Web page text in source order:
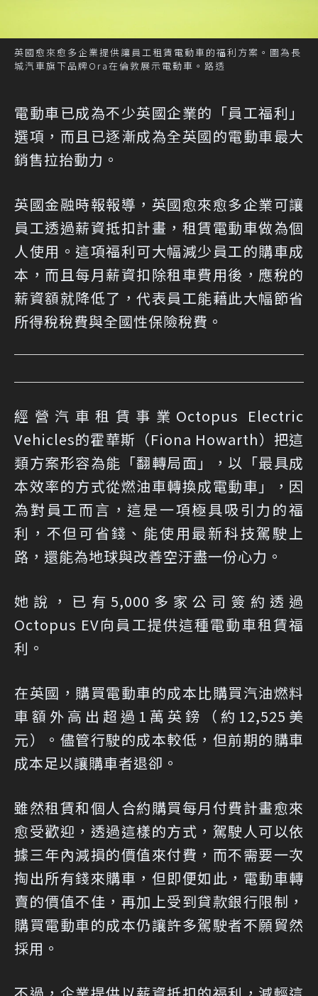
英國愈來愈多企業提供讓員工租賃電動車的福利方案。圖為長
城汽車旗下品牌Ora在倫敦展示電動車。路透
電動車已成為不少英國企業的「員工福利」
選項，而且已逐漸成為全英國的電動車最大
銷售拉抬動力。
英國金融時報報導，英國愈來愈多企業可讓
員工透過薪資抵扣計畫，租賃電動車做為個
人使用。這項福利可大幅減少員工的購車成
本，而且每月薪資扣除租車費用後，應稅的
薪資額就降低了，代表員工能藉此大幅節省
所得稅稅費與全國性保險稅費。
經營汽車租賃事業Octopus Electric
Vehicles的霍華斯（Fiona Howarth）把這
類方案形容為能「翻轉局面」，以「最具成
本效率的方式從燃油車轉換成電動車」，因
為對員工而言，這是一項極具吸引力的福
利，不但可省錢、能使用最新科技駕駛上
路，還能為地球與改善空汙盡一份心力。
她說，已有5,000多家公司簽約透過
Octopus EV向員工提供這種電動車租賃福
利。
在英國，購買電動車的成本比購買汽油燃料
車額外高出超過1萬英鎊（約12,525美
元）。儘管行駛的成本較低，但前期的購車
成本足以讓購車者退卻。
雖然租賃和個人合約購買每月付費計畫愈來
愈受歡迎，透過這樣的方式，駕駛人可以依
據三年內減損的價值來付費，而不需要一次
掏出所有錢來購車，但即便如此，電動車轉
賣的價值不佳，再加上受到貸款銀行限制，
購買電動車的成本仍讓許多駕駛者不願貿然
採用。